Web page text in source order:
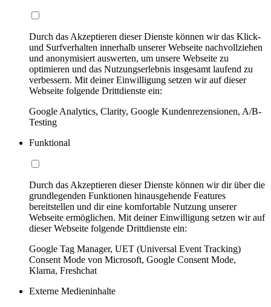
Durch das Akzeptieren dieser Dienste können wir das Klick-
und Surfverhalten innerhalb unserer Webseite nachvollziehen
und anonymisiert auswerten, um unsere Webseite zu
optimieren und das Nutzungserlebnis insgesamt laufend zu
verbessern. Mit deiner Einwilligung setzen wir auf dieser
Webseite folgende Drittdienste ein:
Google Analytics, Clarity, Google Kundenrezensionen, A/B-
Testing
Funktional
Durch das Akzeptieren dieser Dienste können wir dir über die
grundlegenden Funktionen hinausgehende Features
bereitstellen und dir eine komfortable Nutzung unserer
Webseite ermöglichen. Mit deiner Einwilligung setzen wir auf
dieser Webseite folgende Drittdienste ein:
Google Tag Manager, UET (Universal Event Tracking)
Consent Mode von Microsoft, Google Consent Mode,
Klarna, Freshchat
Externe Medieninhalte